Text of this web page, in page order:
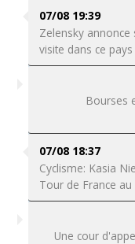
07/08 19:39
Zelensky
visite dans ce
Bourses
07/08 18:37
Cyclisme: Kasia
Tour de France
Une cour